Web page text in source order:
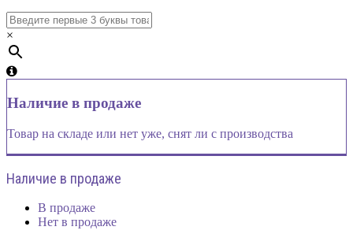
×
Наличие в продаже
Товар на складе или нет уже, снят ли с производства
Наличие в продаже
В продаже
Нет в продаже